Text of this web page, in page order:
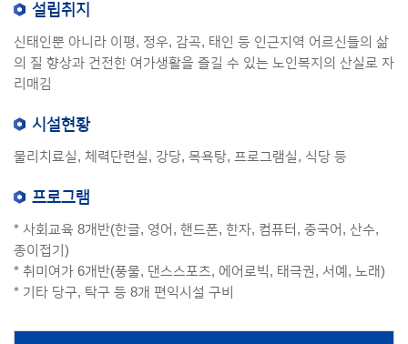
설립취지
신태인뿐 아니라 이평, 정우, 감곡, 태인 등 인근지역 어르신들의 삶
의 질 향상과 건전한 여가생활을 즐길 수 있는 노인복지의 산실로 자
리매김
시설현황
물리치료실, 체력단련실, 강당, 목욕탕, 프로그램실, 식당 등
프로그램
* 사회교육 8개반(한글, 영어, 핸드폰, 한자, 컴퓨터, 중국어, 산수,
종이접기)
* 취미여가 6개반(풍물, 댄스스포츠, 에어로빅, 태극권, 서예, 노래)
* 기타 당구, 탁구 등 8개 편익시설 구비